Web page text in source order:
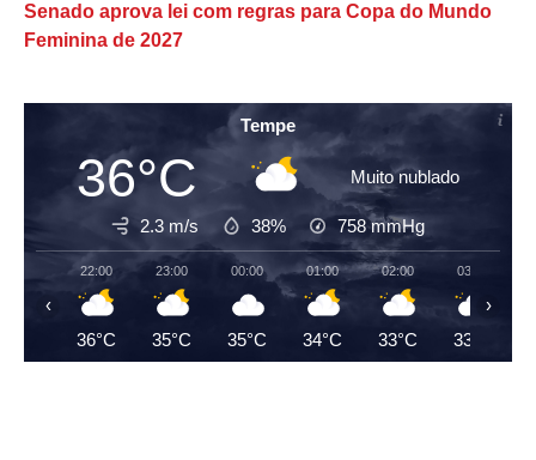
Senado aprova lei com regras para Copa do Mundo
Feminina de 2027
Tempe
36°C Muito nublado
2.3 m/s 38% 758mmHg
22:00
36°C
23:00
35°C
00:00
35°C
01:00
34°C
02:00
33°C
03:00
33°C
‹ ›